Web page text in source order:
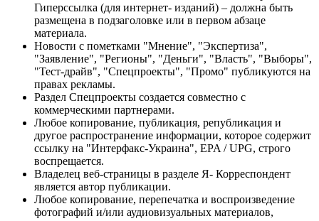
Гиперссылка (для интернет- изданий) – должна быть
размещена в подзаголовке или в первом абзаце
материала.
Новости с пометками "Мнение", "Экспертиза",
"Заявление", "Регионы", "Деньги", "Власть", "Выборы",
"Тест-драйв", "Спецпроекты", "Промо" публикуются на
правах рекламы.
Раздел Спецпроекты создается совместно с
коммерческими партнерами.
Любое копирование, публикация, републикация и
другое распространение информации, которое содержит
ссылку на "Интерфакс-Украина", EPA / UPG, строго
воспрещается.
Владелец веб-страницы в разделе Я- Корреспондент
является автор публикации.
Любое копирование, перепечатка и воспроизведение
фотографий и/или аудиовизуальных материалов,